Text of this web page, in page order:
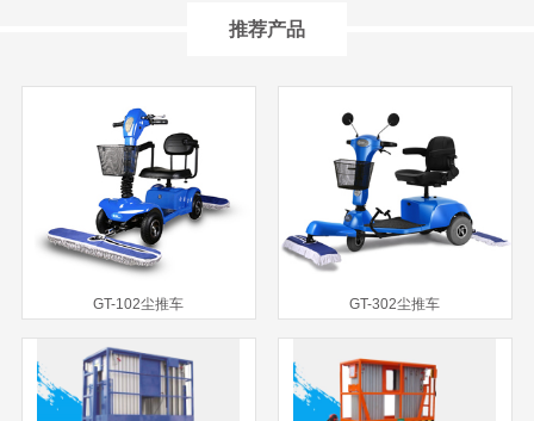
推荐产品
GT-102尘推车 GT-302尘推车